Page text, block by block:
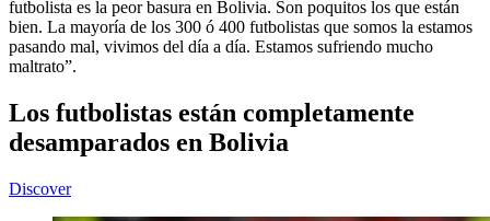
futbolista es la peor basura en Bolivia. Son poquitos los que están
bien. La mayoría de los 300 ó 400 futbolistas que somos la estamos
pasando mal, vivimos del día a día. Estamos sufriendo mucho
maltrato”.
Los futbolistas están completamente
desamparados en Bolivia
Discover